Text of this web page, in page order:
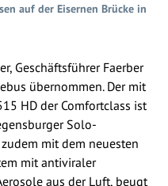
auf der Eisernen Brücke in
Geschäftsführer Faerber
übernommen. Der mit
HD der Comfortclass ist
Solo-
mit dem neuesten
mit antiviraler
aus der Luft, beugt